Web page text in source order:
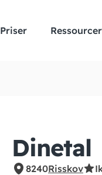
Priser Ressourcer
Dinetal
8240Risskov